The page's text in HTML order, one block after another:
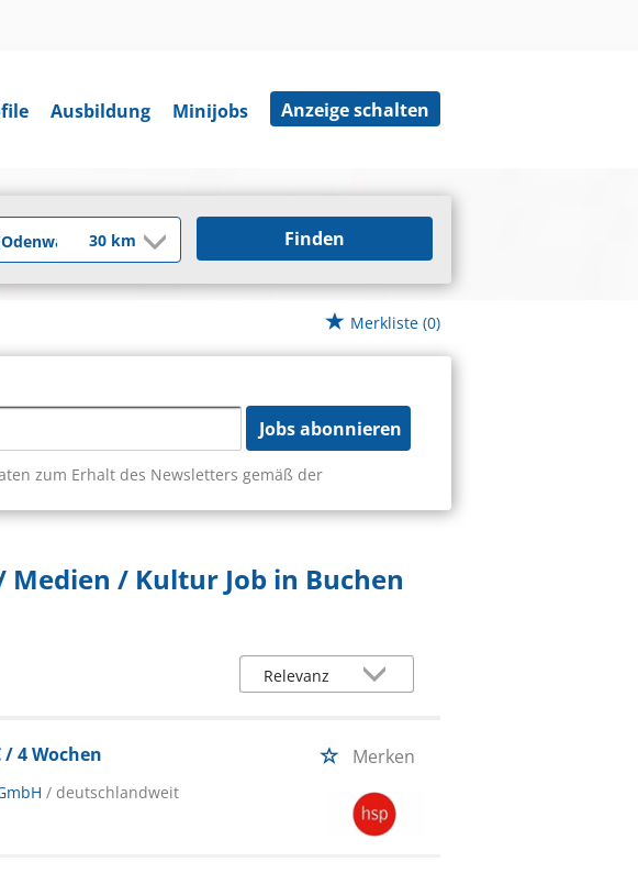
Ausbildung Minijobs Anzeige schalten
Finden
Merkliste (0)
Jobs abonnieren
zum Erhalt des Newsletters gemäß der
Medien / Kultur Job in Buchen
4 Wochen Merken
/ deutschlandweit